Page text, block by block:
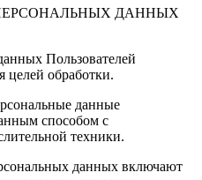
ДАННЫХ
Пользователей
целей обработки.
данные
способом с
техники.
данных включают